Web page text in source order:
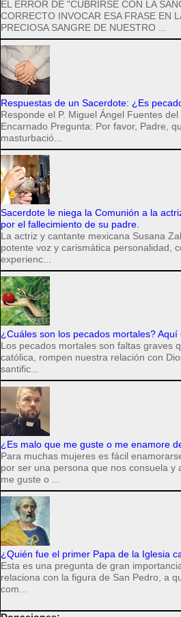
EL ERROR DE "CUBRIRSE CON LA
CORRECTO INVOCAR ESA FRASE EN
PRECIOSA SANGRE DE NUESTRO ...
Respuestas de un Sacerdote: ¿Es
Responde el P. Miguel Ángel Fuentes
Encarnado Pregunta: Por favor, Padre,
masturbació...
Sacerdote le niega la Comunión a la
por el fallecimiento de su padre.
La actriz y cantante mexicana Susana
potente voz y carismática personalidad,
experienc...
¿Cuáles son los pecados mortales? Aquí
Los pecados mortales son faltas graves
católica, rompen nuestra relación con
santific...
¿Es malo que me guste o me enamore
Para muchas mujeres es fácil
por ser una persona que nos consuela y
me guste o ...
¿Quién fue el primer Papa de la Iglesia
Esta es una pregunta de gran
relaciona con la figura de San Pedro, a
com...